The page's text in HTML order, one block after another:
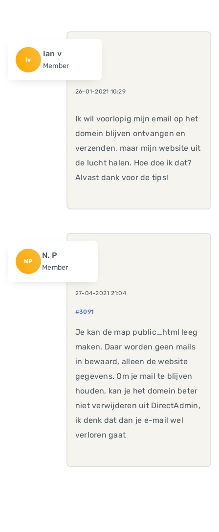
Iv
Ian v
Member
26-01-2021 10:29
Ik wil voorlopig mijn email op het
domein blijven ontvangen en
verzenden, maar mijn website uit
de lucht halen. Hoe doe ik dat?
Alvast dank voor de tips!
NP
N. P
Member
27-04-2021 21:04
#3091
Je kan de map public_html leeg
maken. Daar worden geen mails
in bewaard, alleen de website
gegevens. Om je mail te blijven
houden, kan je het domein beter
niet verwijderen uit DirectAdmin,
ik denk dat dan je e-mail wel
verloren gaat